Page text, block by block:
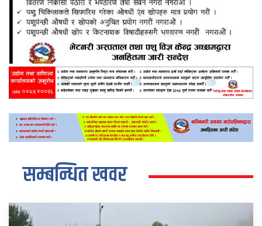
सम्बन्धित खवर